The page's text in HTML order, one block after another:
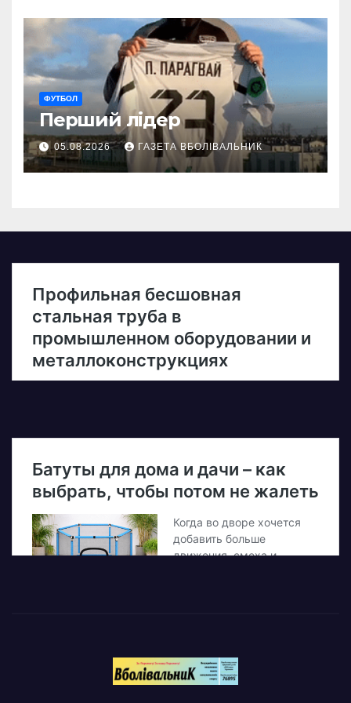
ФУТБОЛ
Перший лідер
05.08.2026 ГАЗЕТА ВБОЛІВАЛЬНИК